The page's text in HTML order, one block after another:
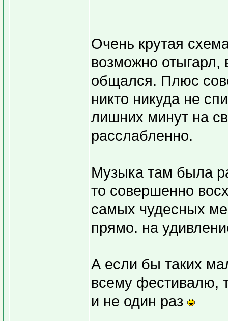
Очень крутая
возможно отыгарл,
общался. Плюс
никто никуда не
лишних минут на
расслабленно.
Музыка там была
то совершенно
самых чудесных
прямо. на
А если бы таких
всему фестивалю,
и не один раз